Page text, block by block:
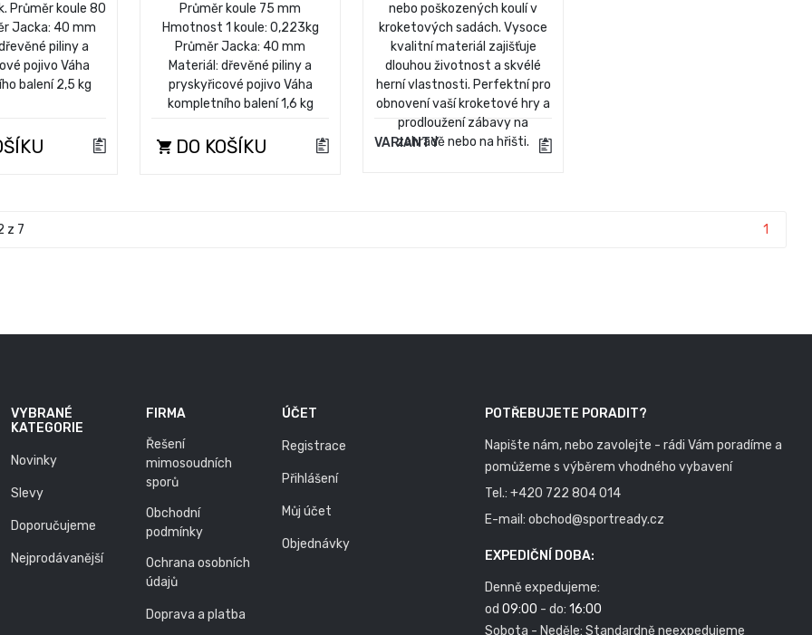
Průměr koule 80
Jacka: 40 mm
piliny a
pojivo Váha
balení 2,5 kg
Průměr koule 75 mm
Hmotnost 1 koule: 0,223kg
Průměr Jacka: 40 mm
Materiál: dřevěné piliny a
pryskyřicové pojivo Váha
kompletního balení 1,6 kg
DO KOŠÍKU
nebo poškozených koulí v
kroketových sadách. Vysoce
kvalitní materiál zajišťuje
dlouhou životnost a skvélé
herní vlastnosti. Perfektní pro
obnovení vaší kroketové hry a
prodloužení zábavy na
zahradě nebo na hřišti.
VARIANTY
z 7 1
VYBRANÉ
KATEGORIE
Novinky
Slevy
Doporučujeme
Nejprodávanější
FIRMA
Řešení
mimosoudních
sporů
Obchodní
podmínky
Ochrana osobních
údajů
Doprava a platba
ÚČET
Registrace
Přihlášení
Můj účet
Objednávky
POTŘEBUJETE PORADIT?
Napište nám, nebo zavolejte - rádi Vám poradíme a
pomůžeme s výběrem vhodného vybavení
Tel.: +420 722 804 014
E-mail: obchod@sportready.cz
EXPEDIČNÍ DOBA:
Denně expedujeme:
od 09:00 - do: 16:00
Sobota - Neděle: Standardně neexpedujeme